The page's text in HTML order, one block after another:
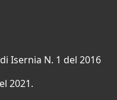
Isernia N. 1 del 2016
2021.